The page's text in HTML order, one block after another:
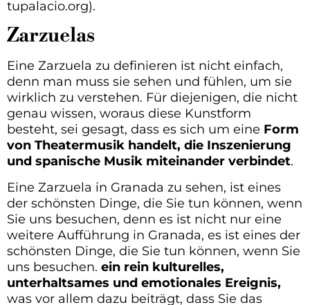
tupalacio.org).
Zarzuelas
Eine Zarzuela zu definieren ist nicht einfach,
denn man muss sie sehen und fühlen, um sie
wirklich zu verstehen. Für diejenigen, die nicht
genau wissen, woraus diese Kunstform
besteht, sei gesagt, dass es sich um eine Form
von Theatermusik handelt, die Inszenierung
und spanische Musik miteinander verbindet.
Eine Zarzuela in Granada zu sehen, ist eines
der schönsten Dinge, die Sie tun können, wenn
Sie uns besuchen, denn es ist nicht nur eine
weitere Aufführung in Granada, es ist eines der
schönsten Dinge, die Sie tun können, wenn Sie
uns besuchen. ein rein kulturelles,
unterhaltsames und emotionales Ereignis,
was vor allem dazu beiträgt, dass Sie das